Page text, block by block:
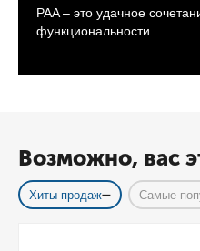
PAA – это удачное
функциональности.
Возможно, вас
Хиты продаж Самые